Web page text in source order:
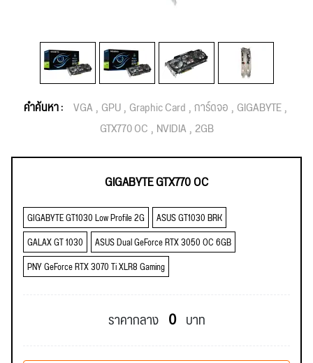
คำค้นหา : VGA GPU Graphic Card การ์ดจอ GIGABYTE
GTX770 OC NVIDIA 2GB
GIGABYTE GTX770 OC
GIGABYTE GT1030 Low Profile 2G
ASUS GT1030 BRK
GALAX GT 1030
ASUS Dual GeForce RTX 3050 OC 6GB
PNY GeForce RTX 3070 Ti XLR8 Gaming
ราคากลาง 0 บาท